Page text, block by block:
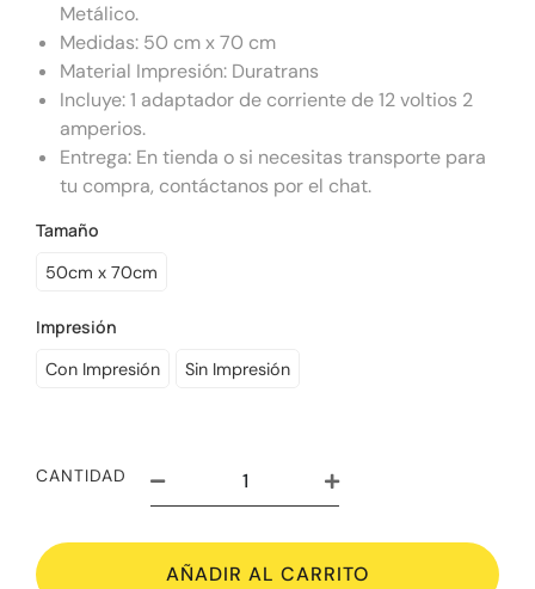
Metálico.
Medidas: 50 cm x 70 cm
Material Impresión: Duratrans
Incluye: 1 adaptador de corriente de 12 voltios 2
amperios.
Entrega: En tienda o si necesitas transporte para
tu compra, contáctanos por el chat.
Tamaño
50cm x 70cm
Impresión
Con Impresión Sin Impresión
CANTIDAD
AÑADIR AL CARRITO